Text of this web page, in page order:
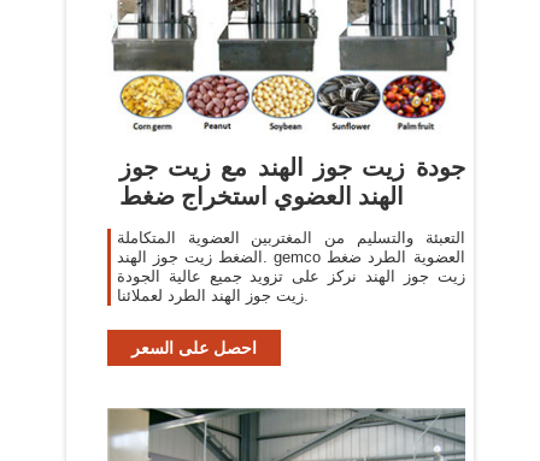
جودة زيت جوز الهند مع زيت جوز
الهند العضوي استخراج ضغط
التعبئة والتسليم من المغتربين العضوية المتكاملة
الضغط زيت جوز الهند. gemco العضوية الطرد ضغط
زيت جوز الهند نركز على تزويد جميع عالية الجودة
زيت جوز الهند الطرد لعملائنا.
احصل على السعر